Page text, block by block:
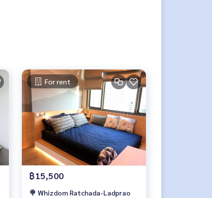
For rent
฿15,500
🍭 Whizdom Ratchada-Ladprao